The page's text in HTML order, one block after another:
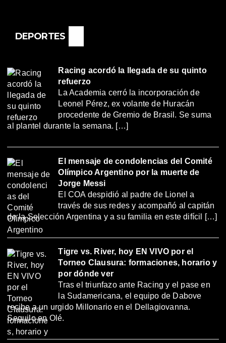
DEPORTES
Racing acordó la llegada de su quinto
refuerzo
La Academia cerró la incorporación de
Leonel Pérez, ex volante de Huracán
procedente de Gremio de Brasil. Se suma
al plantel durante la semana. […]
El mensaje de condolencias del Comité
Olímpico Argentino por la muerte de
Jorge Messi
El COA despidió al padre de Lionel a
través de sus redes y acompañó al capitán
de la Selección Argentina y a su familia en este difícil […]
Tigre vs. River, hoy EN VIVO por el
Torneo Clausura: formaciones, horario y
por dónde ver
Tras el triunfazo ante Racing y el pase en
la Sudamericana, el equipo de Dabove
recibe a un urgido Millonario en el Dellagiovanna.
Seguilo en Olé.